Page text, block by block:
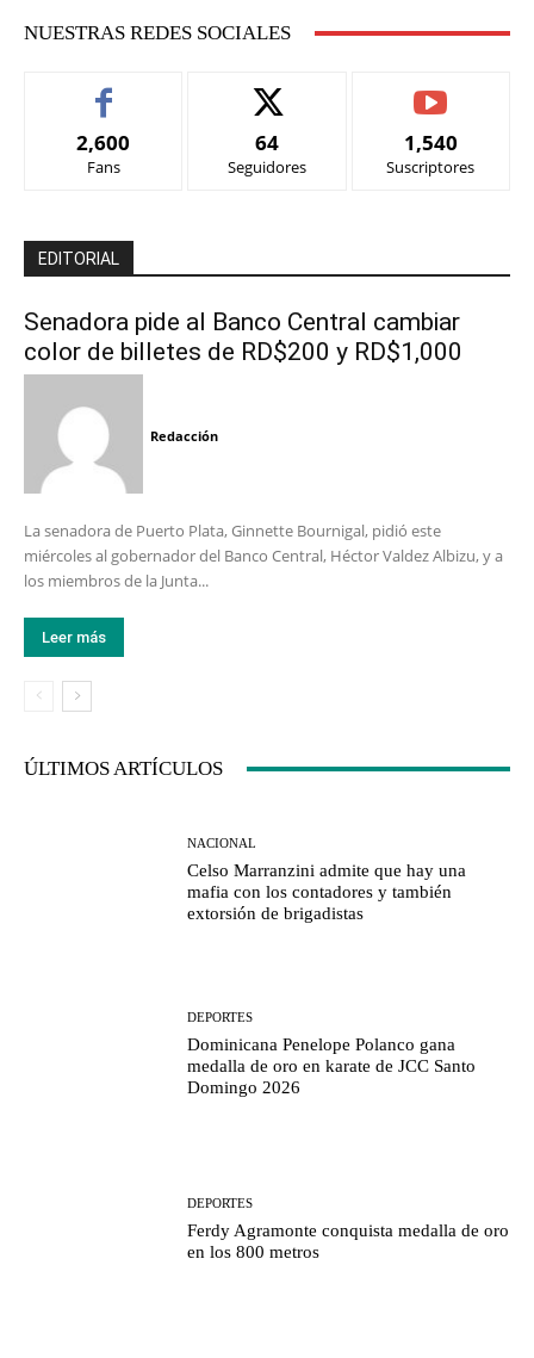
NUESTRAS REDES SOCIALES
2,600
Fans
64
Seguidores
1,540
Suscriptores
EDITORIAL
Senadora pide al Banco Central cambiar
color de billetes de RD$200 y RD$1,000
Redacción
La senadora de Puerto Plata, Ginnette Bournigal, pidió este
miércoles al gobernador del Banco Central, Héctor Valdez Albizu, y a
los miembros de la Junta...
Leer más
ÚLTIMOS ARTÍCULOS
NACIONAL
Celso Marranzini admite que hay una
mafia con los contadores y también
extorsión de brigadistas
DEPORTES
Dominicana Penelope Polanco gana
medalla de oro en karate de JCC Santo
Domingo 2026
DEPORTES
Ferdy Agramonte conquista medalla de oro
en los 800 metros